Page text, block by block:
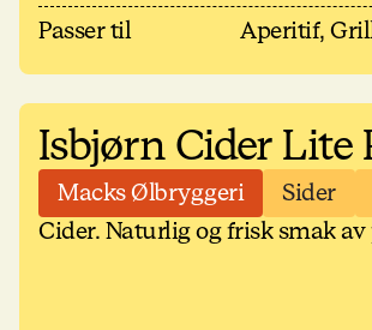
Passer til
Aperitif,
Isbjørn Cider Lite
Macks Ølbryggeri Sider
Cider. Naturlig og frisk smak